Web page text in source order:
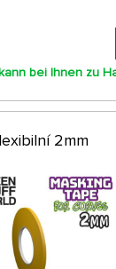
bei Ihnen zu
2mm